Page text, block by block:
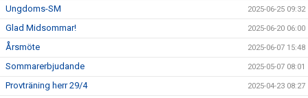
Ungdoms-SM 2025-06-25 09:32
Glad Midsommar! 2025-06-20 06:00
Årsmöte 2025-06-07 15:48
Sommarerbjudande 2025-05-07 08:01
Provträning herr 29/4 2025-04-23 08:27